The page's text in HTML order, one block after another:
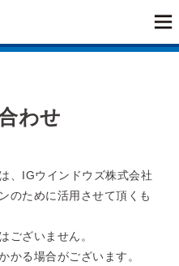
わせ
、IGウインドウズ株式会社
のために活用させて頂くも
ございません。
かる場合がございます。